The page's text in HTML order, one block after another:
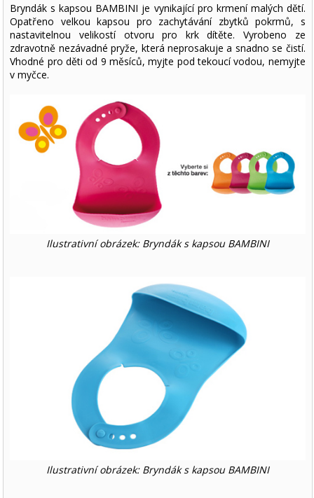
Bryndák s kapsou BAMBINI je vynikající pro krmení malých dětí.
Opatřeno velkou kapsou pro zachytávání zbytků pokrmů, s
nastavitelnou velikostí otvoru pro krk dítěte. Vyrobeno ze
zdravotně nezávadné pryže, která neprosakuje a snadno se čistí.
Vhodné pro děti od 9 měsíců, myjte pod tekoucí vodou, nemyjte
v myčce.
Ilustrativní obrázek: Bryndák s kapsou BAMBINI
Ilustrativní obrázek: Bryndák s kapsou BAMBINI